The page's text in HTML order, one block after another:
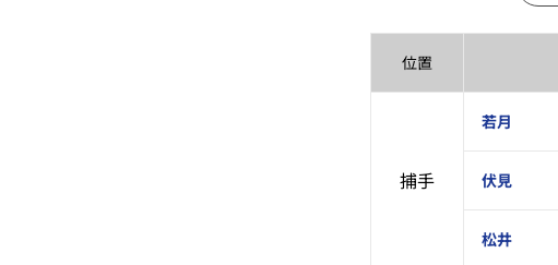
位置
捕手
若月
伏見
松井